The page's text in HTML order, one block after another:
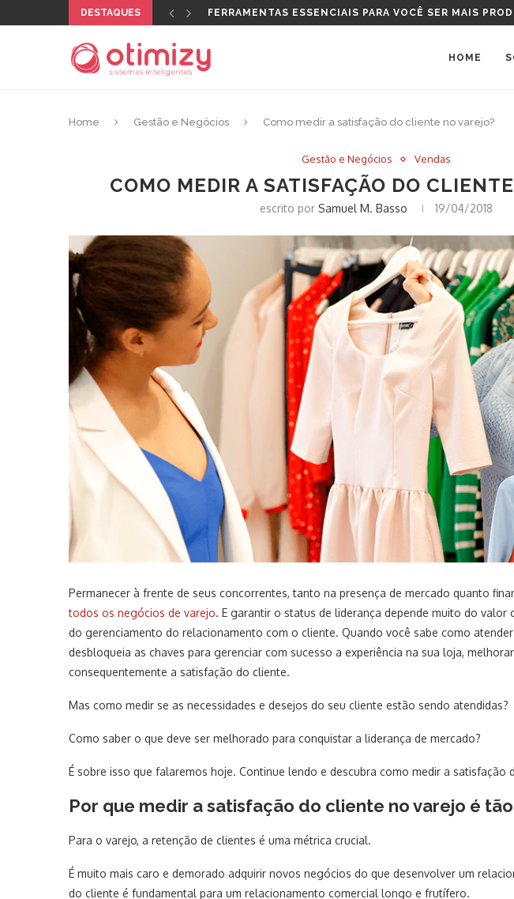
DESTAQUES QUAL CERTIFICADO DIGITAL DEVO COMPRAR?
HOME
Home Gestão e Negócios Como medir a satisfação do cliente no varejo?
Gestão e Negócios Vendas
COMO MEDIR A SATISFAÇÃO DO
escrito por Samuel M. Basso 19/04/2018
Permanecer à frente de seus concorrentes, tanto na presença de mercado quanto
todos os negócios de varejo. E garantir o status de liderança depende muito do valor
do gerenciamento do relacionamento com o cliente. Quando você sabe como
desbloqueia as chaves para gerenciar com sucesso a experiência na sua loja,
consequentemente a satisfação do cliente.
Mas como medir se as necessidades e desejos do seu cliente estão sendo atendidas?
Como saber o que deve ser melhorado para conquistar a liderança de mercado?
É sobre isso que falaremos hoje. Continue lendo e descubra como medir a satisfação
Por que medir a satisfação do cliente no varejo é
Para o varejo, a retenção de clientes é uma métrica crucial.
É muito mais caro e demorado adquirir novos negócios do que desenvolver um
do cliente é fundamental para um relacionamento comercial longo e frutífero.